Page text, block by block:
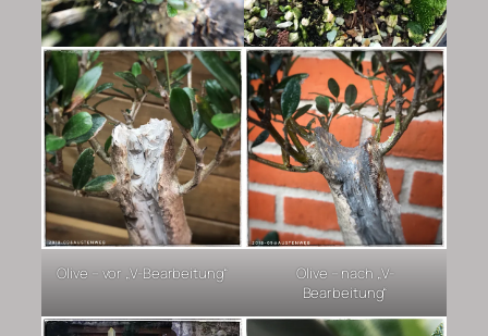
Olive – vor „V-Bearbeitung“
Olive – nach „V-
Bearbeitung“